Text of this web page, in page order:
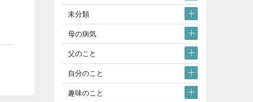
未分類
母の病気
父のこと
自分のこと
趣味のこと